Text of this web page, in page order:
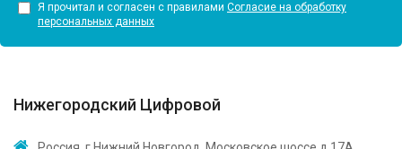
Я прочитал и согласен с правилами Согласие на обработку
персональных данных
Нижегородский Цифровой